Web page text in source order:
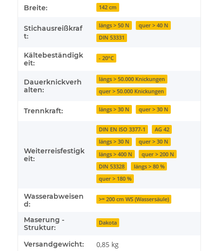
Breite: 142 cm
Stichausreißkraf
t:
längs > 50 N
quer > 40 N
DIN 53331
Kältebeständigk
eit:
- 20°C
Dauerknickverh
alten:
längs > 50.000 Knickungen
quer > 50.000 Knickungen
Trennkraft: längs > 30 N quer > 30 N
Weiterreisfestigk
eit:
DIN EN ISO 3377-1
AG 42
längs > 30 N
quer > 30 N
längs > 400 N
quer > 200 N
DIN 53328
längs > 80 %
quer > 180 %
Wasserabweisen
d:
>= 200 cm WS (Wassersäule)
Maserung -
Struktur:
Dakota
Versandgewicht: 0,85 kg